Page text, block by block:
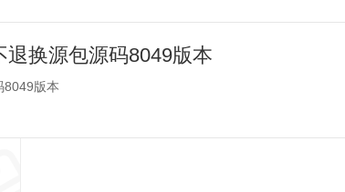
换源包源码8049版本
8049版本